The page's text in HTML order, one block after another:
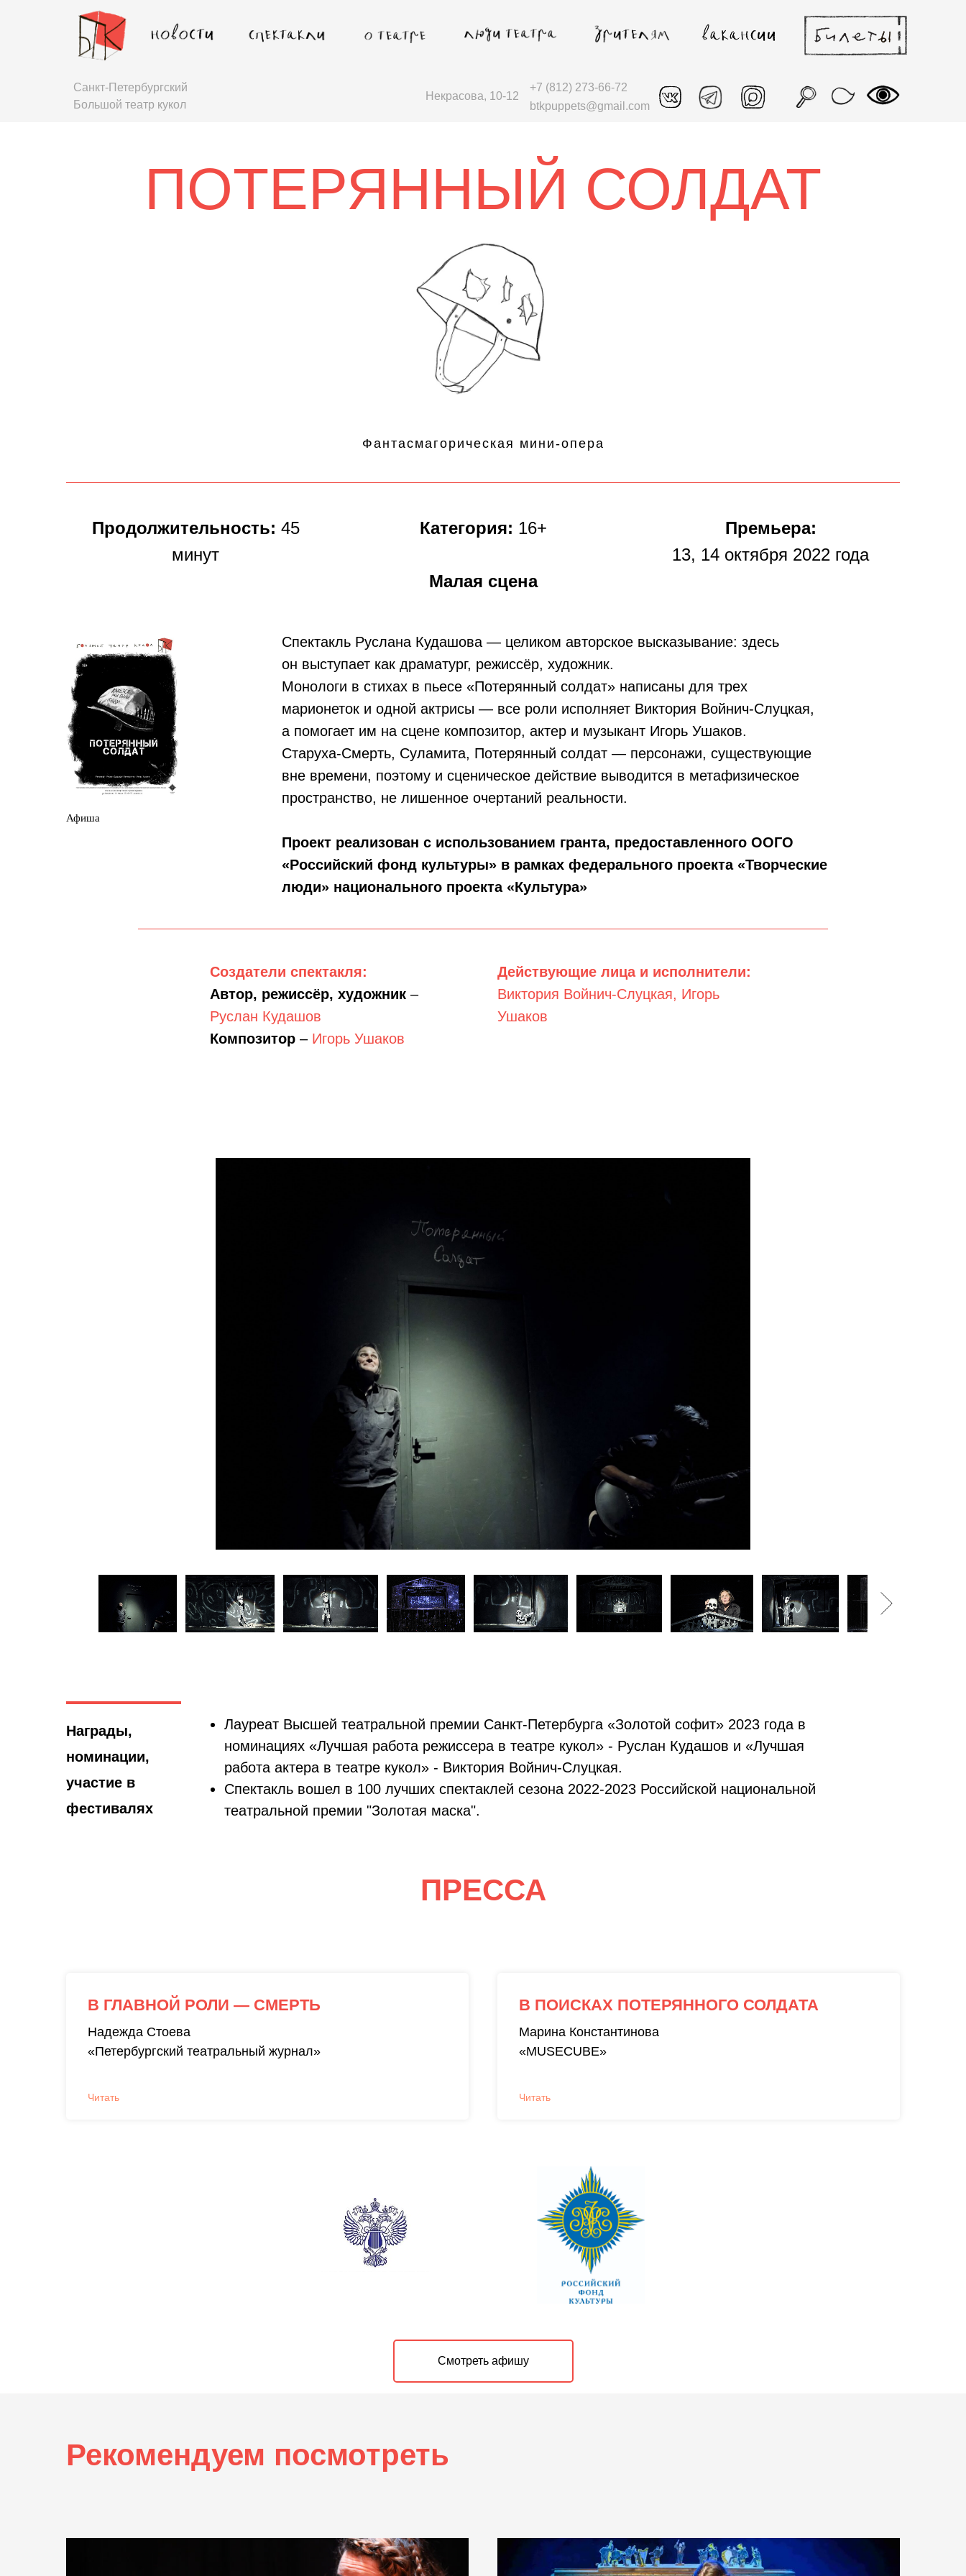
Некрасова, 10-12
btkpuppets@gmail.com
+7 (812) 273-66-72
Санкт-Петербургский
Большой театр кукол
ПОТЕРЯННЫЙ СОЛДАТ
Фантасмагорическая мини-опера
Продолжительность: 45
минут
Категория: 16+
Малая сцена
Премьера:
13, 14 октября 2022 года
Афиша
Спектакль Руслана Кудашова — целиком авторское высказывание: здесь
он выступает как драматург, режиссёр, художник.
Монологи в стихах в пьесе «Потерянный солдат» написаны для трех
марионеток и одной актрисы — все роли исполняет Виктория Войнич-Слуцкая,
а помогает им на сцене композитор, актер и музыкант Игорь Ушаков.
Старуха-Смерть, Суламита, Потерянный солдат — персонажи, существующие
вне времени, поэтому и сценическое действие выводится в метафизическое
пространство, не лишенное очертаний реальности.
Проект реализован с использованием гранта, предоставленного ООГО
«Российский фонд культуры» в рамках федерального проекта «Творческие
люди» национального проекта «Культура»
Создатели спектакля:
Автор, режиссёр, художник –
Руслан Кудашов
Композитор – Игорь Ушаков
Действующие лица и исполнители:
Виктория Войнич-Слуцкая, Игорь
Ушаков
Награды,
номинации,
участие в
фестивалях
Лауреат Высшей театральной премии Санкт-Петербурга «Золотой софит» 2023 года в
номинациях «Лучшая работа режиссера в театре кукол» - Руслан Кудашов и «Лучшая
работа актера в театре кукол» - Виктория Войнич-Слуцкая.
Спектакль вошел в 100 лучших спектаклей сезона 2022-2023 Российской национальной
театральной премии "Золотая маска".
ПРЕССА
В ГЛАВНОЙ РОЛИ — СМЕРТЬ
Надежда Стоева
«Петербургский театральный журнал»
Читать
В ПОИСКАХ ПОТЕРЯННОГО СОЛДАТА
Марина Константинова
«MUSECUBE»
Читать
Смотреть афишу
Рекомендуем посмотреть